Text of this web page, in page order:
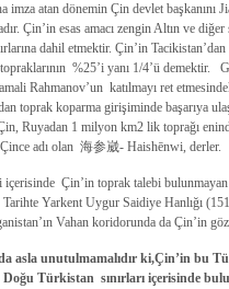
imza atan dönemin Çin devlet başkanını
Çin’in esas amacı zengin Altın ve
dahil etmektir. Çin’in
%25’i yanı 1/4’ü demektir.
Rahmanov’un katılmayı ret
toprak koparma girişiminde başarıya
Ruyadan 1 milyon km2 lik toprağı
adı olan 海参崴- Haishēnwi, derler.
Çin’in toprak talebi
Tarihte Yarkent Uygur Saidiye Hanlığı
Vahan koridorunda da Çin’in
asla unutulmamalıdır ki,Çin’in bu
Türkistan sınırları içerisinde